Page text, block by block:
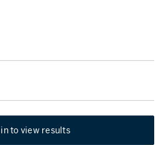
in to view results